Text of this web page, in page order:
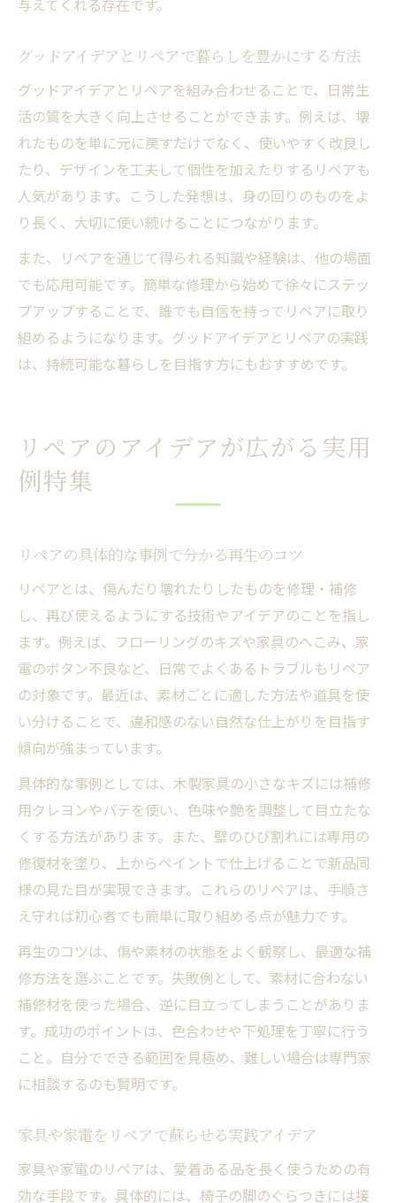
グッドアイデアとリペアで暮らしを豊かにする方法
グッドアイデアとリペアを組み合わせることで、日常生
活の質を大きく向上させることができます。例えば、壊
れたものを単に元に戻すだけでなく、使いやすく改良し
たり、デザインを工夫して個性を加えたりするリペアも
人気があります。こうした発想は、身の回りのものをよ
り長く、大切に使い続けることにつながります。
また、リペアを通じて得られる知識や経験は、他の場面
でも応用可能です。簡単な修理から始めて徐々にステッ
プアップすることで、誰でも自信を持ってリペアに取り
組めるようになります。グッドアイデアとリペアの実践
は、持続可能な暮らしを目指す方にもおすすめです。
リペアのアイデアが広がる実用
例特集
リペアの具体的な事例で分かる再生のコツ
リペアとは、傷んだり壊れたりしたものを修理・補修
し、再び使えるようにする技術やアイデアのことを指し
ます。例えば、フローリングのキズや家具のへこみ、家
電のボタン不良など、日常でよくあるトラブルもリペア
の対象です。最近は、素材ごとに適した方法や道具を使
い分けることで、違和感のない自然な仕上がりを目指す
傾向が強まっています。
具体的な事例としては、木製家具の小さなキズには補修
用クレヨンやパテを使い、色味や艶を調整して目立たな
くする方法があります。また、壁のひび割れには専用の
修復材を塗り、上からペイントで仕上げることで新品同
様の見た目が実現できます。これらのリペアは、手順さ
え守れば初心者でも簡単に取り組める点が魅力です。
再生のコツは、傷や素材の状態をよく観察し、最適な補
修方法を選ぶことです。失敗例として、素材に合わない
補修材を使った場合、逆に目立ってしまうことがありま
す。成功のポイントは、色合わせや下処理を丁寧に行う
こと。自分でできる範囲を見極め、難しい場合は専門家
に相談するのも賢明です。
家具や家電をリペアで蘇らせる実践アイデア
家具や家電のリペアは、愛着ある品を長く使うための有
効な手段です。具体的には、椅子の脚のぐらつきには接